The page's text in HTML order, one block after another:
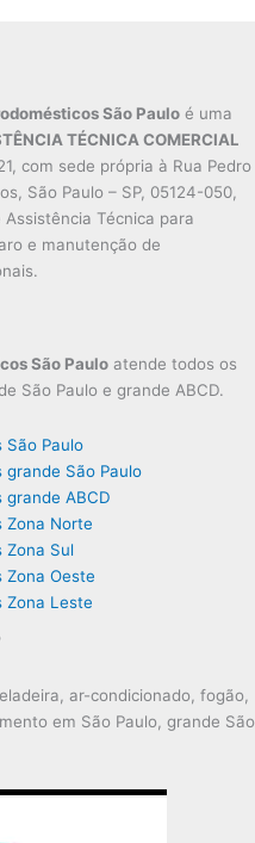
São Paulo é uma
TÉCNICA COMERCIAL
com sede própria à Rua Pedro
São Paulo – SP, 05124-050,
Técnica para
e manutenção de
São Paulo atende todos os
São Paulo e grande ABCD.
São Paulo
São Paulo
ABCD
Zona Norte
Zona Sul
Zona Oeste
Zona Leste
ar-condicionado, fogão,
em São Paulo, grande São